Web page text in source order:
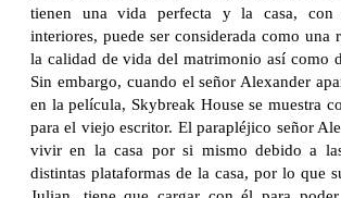
tienen una vida perfecta y la casa, con
interiores, puede ser considerada como una
la calidad de vida del matrimonio así como
Sin embargo, cuando el señor Alexander
en la película, Skybreak House se muestra
para el viejo escritor. El parapléjico señor
vivir en la casa por si mismo debido a
distintas plataformas de la casa, por lo que